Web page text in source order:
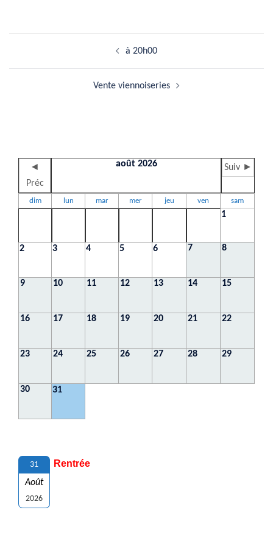
à 20h00
Vente viennoiseries
◄
Préc
août 2026 Suiv ►
dim lun mar mer jeu ven sam
1
2 3 4 5 6 7 8
9 10 11 12 13 14 15
16 17 18 19 20 21 22
23 24 25 26 27 28 29
30 31
31
Août
2026
Rentrée